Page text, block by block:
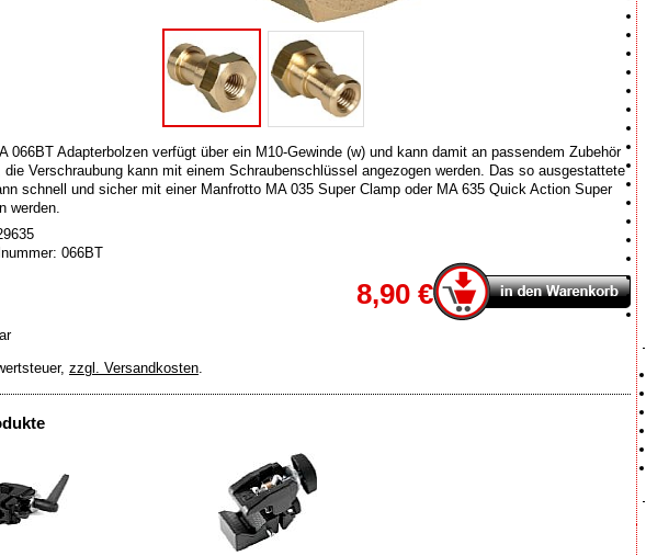
066BT Adapterbolzen verfügt über ein M10-Gewinde (w) und kann damit an passendem Zubehör
die Verschraubung kann mit einem Schraubenschlüssel angezogen werden. Das so ausgestattete
schnell und sicher mit einer Manfrotto MA 035 Super Clamp oder MA 635 Quick Action Super
werden.
066BT
8,90 €
, zzgl. Versandkosten